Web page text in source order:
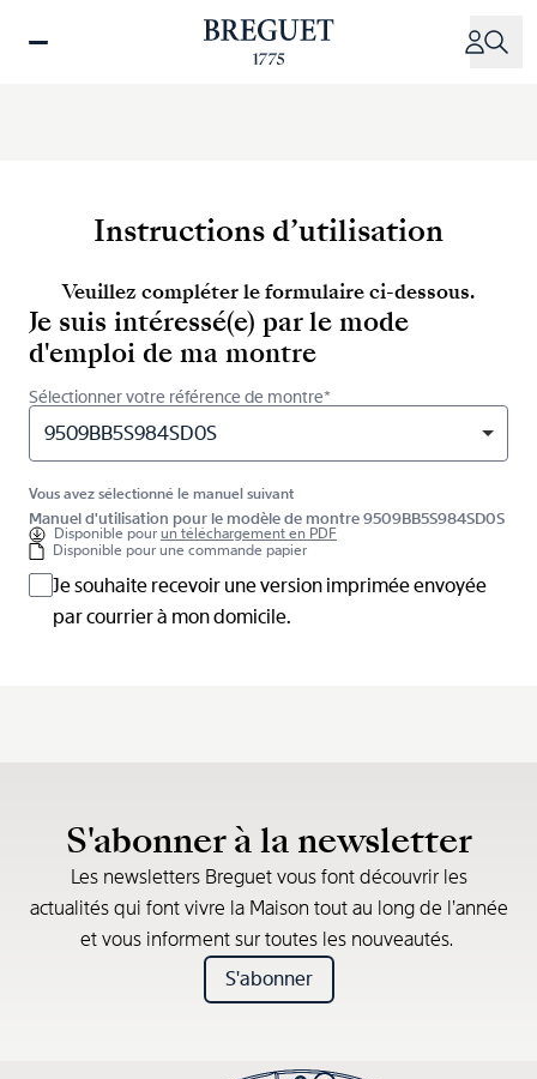
Instructions d’utilisation
Veuillez compléter le formulaire ci-dessous.
Je suis intéressé(e) par le mode
d'emploi de ma montre
Sélectionner votre référence de montre*
9509BB5S984SD0S
Vous avez sélectionné le manuel suivant
Manuel d'utilisation pour le modèle de montre 9509BB5S984SD0S
Disponible pourun téléchargement en PDF
Disponible pour une commande papier
Je souhaite recevoir une version imprimée envoyée
par courrier à mon domicile.
S'abonner à la newsletter
Les newsletters Breguet vous font découvrir les
actualités qui font vivre la Maison tout au long de l’année
et vous informent sur toutes les nouveautés.
S'abonner